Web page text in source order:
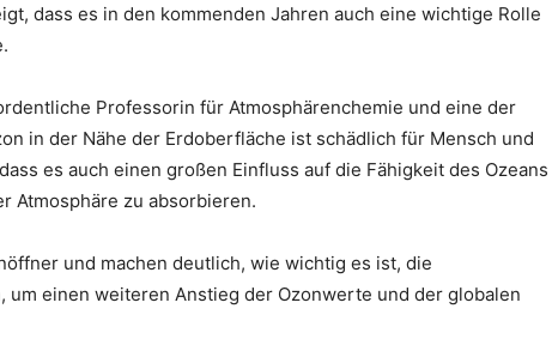
dass es in den kommenden Jahren auch eine wichtige Rolle
Professorin für Atmosphärenchemie und eine der
in der Nähe der Erdoberfläche ist schädlich für Mensch und
es auch einen großen Einfluss auf die Fähigkeit des Ozeans
Atmosphäre zu absorbieren.
und machen deutlich, wie wichtig es ist, die
um einen weiteren Anstieg der Ozonwerte und der globalen